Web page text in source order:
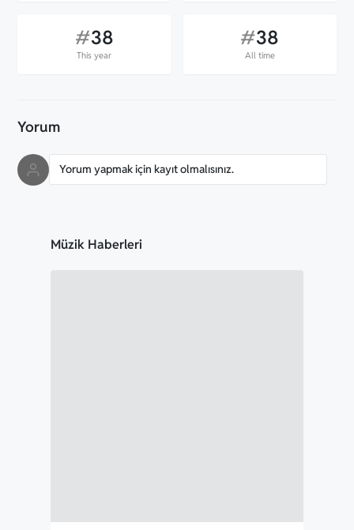
#38
This year
#38
All time
Yorum
Yorum yapmak için kayıt olmalısınız.
Müzik Haberleri